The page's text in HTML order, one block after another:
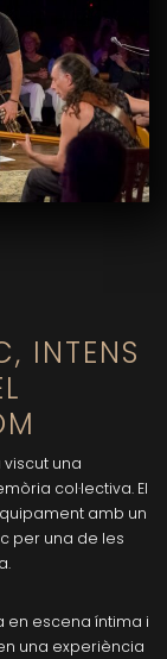
INTENS
viscut una
col·lectiva. El
amb un
per una de les
en escena íntima i
una experiència